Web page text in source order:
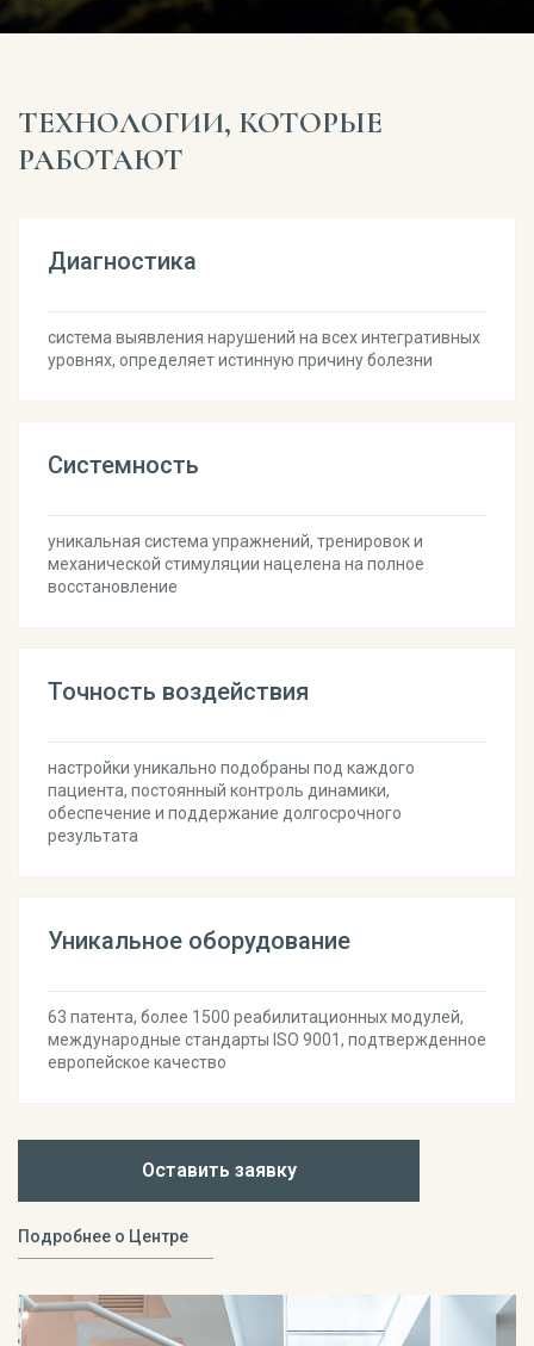
ТЕХНОЛОГИИ, КОТОРЫЕ
РАБОТАЮТ
Диагностика
система выявления нарушений на всех интегративных
уровнях, определяет истинную причину болезни
Системность
уникальная система упражнений, тренировок и
механической стимуляции нацелена на полное
восстановление
Точность воздействия
настройки уникально подобраны под каждого
пациента, постоянный контроль динамики,
обеспечение и поддержание долгосрочного
результата
Уникальное оборудование
63 патента, более 1500 реабилитационных модулей,
международные стандарты ISO 9001, подтвержденное
европейское качество
Оставить заявку
Подробнее о Центре